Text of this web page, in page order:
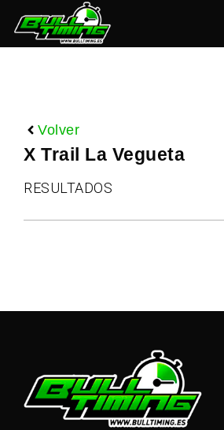
Volver
X Trail La Vegueta
RESULTADOS